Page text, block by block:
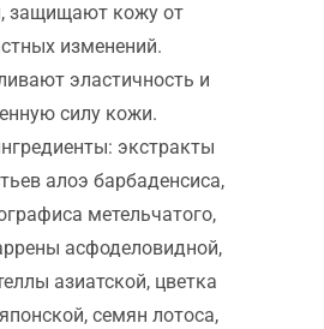
защищают кожу от
изменений.
эластичность и
силу кожи.
экстракты
алоэ барбаденсиса,
метельчатого,
асфоделовидной,
азиатской, цветка
семян лотоса,